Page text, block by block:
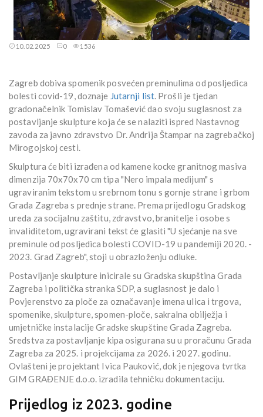
10.02.2025 0 1536
Zagreb dobiva spomenik posvećen preminulima od posljedica
bolesti covid-19, doznaje Jutarnji list. Prošli je tjedan
gradonačelnik Tomislav Tomašević dao svoju suglasnost za
postavljanje skulpture koja će se nalaziti ispred Nastavnog
zavoda za javno zdravstvo Dr. Andrija Štampar na zagrebačkoj
Mirogojskoj cesti.
Skulptura će biti izrađena od kamene kocke granitnog masiva
dimenzija 70x70x70 cm tipa "Nero impala medijum" s
ugraviranim tekstom u srebrnom tonu s gornje strane i grbom
Grada Zagreba s prednje strane. Prema prijedlogu Gradskog
ureda za socijalnu zaštitu, zdravstvo, branitelje i osobe s
invaliditetom, ugravirani tekst će glasiti "U sjećanje na sve
preminule od posljedica bolesti COVID-19 u pandemiji 2020. -
2023. Grad Zagreb", stoji u obrazloženju odluke.
Postavljanje skulpture inicirale su Gradska skupština Grada
Zagreba i politička stranka SDP, a suglasnost je dalo i
Povjerenstvo za ploče za označavanje imena ulica i trgova,
spomenike, skulpture, spomen-ploče, sakralna obilježja i
umjetničke instalacije Gradske skupštine Grada Zagreba.
Sredstva za postavljanje kipa osigurana su u proračunu Grada
Zagreba za 2025. i projekcijama za 2026. i 2027. godinu.
Ovlašteni je projektant Ivica Pauković, dok je njegova tvrtka
GIM GRAĐENJE d.o.o. izradila tehničku dokumentaciju.
Prijedlog iz 2023. godine